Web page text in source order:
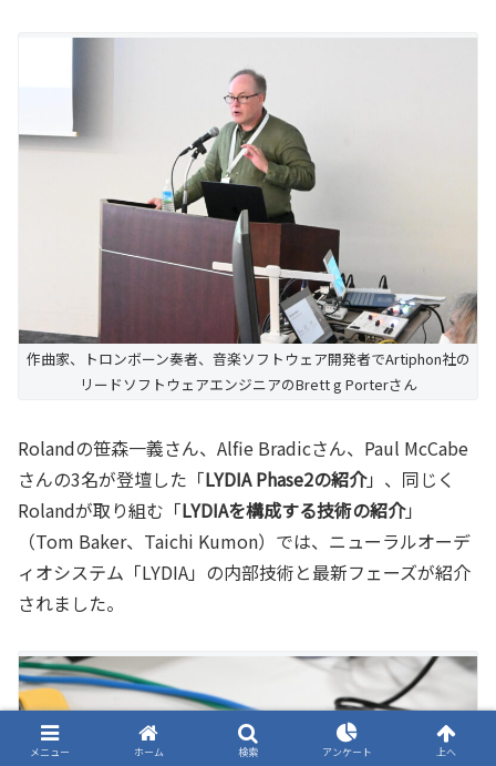
作曲家、トロンボーン奏者、音楽ソフトウェア開発者でArtiphon社の
リードソフトウェアエンジニアのBrett g Porterさん
Rolandの笹森一義さん、Alfie Bradicさん、Paul McCabe
さんの3名が登壇した「LYDIA Phase2の紹介」、同じく
Rolandが取り組む「LYDIAを構成する技術の紹介」
（Tom Baker、Taichi Kumon）では、ニューラルオーデ
ィオシステム「LYDIA」の内部技術と最新フェーズが紹介
されました。
メニュー ホーム 検索 アンケート 上へ